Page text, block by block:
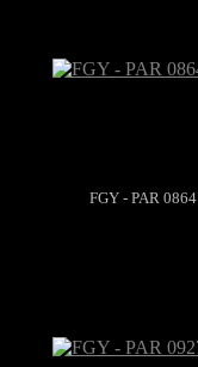
FGY - PAR 0864